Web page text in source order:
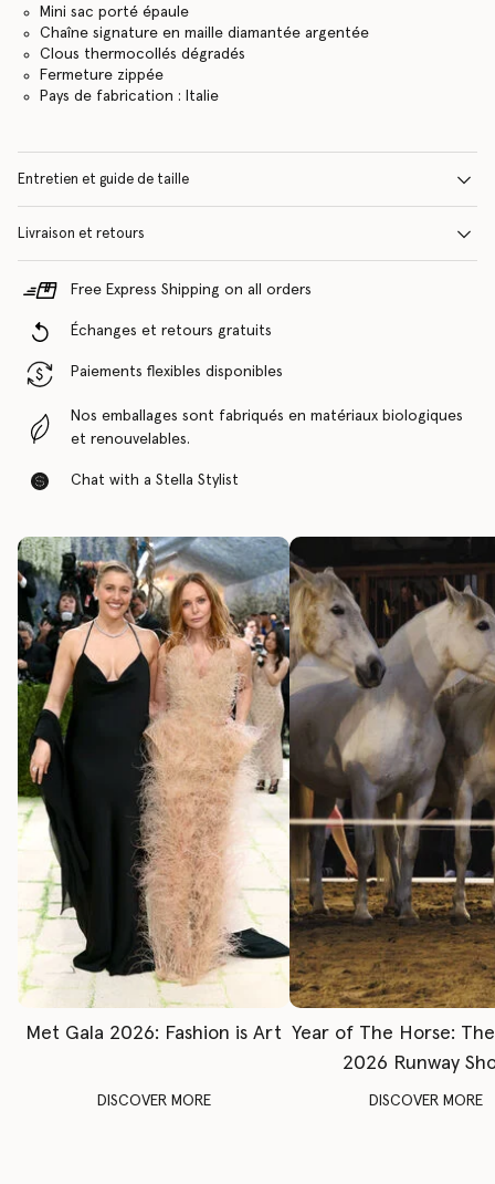
Mini sac porté épaule
Chaîne signature en maille diamantée argentée
Clous thermocollés dégradés
Fermeture zippée
Pays de fabrication : Italie
Entretien et guide de taille
Livraison et retours
Free Express Shipping on all orders
Échanges et retours gratuits
Paiements flexibles disponibles
Nos emballages sont fabriqués en matériaux biologiques
et renouvelables.
Chat with a Stella Stylist
Met Gala 2026: Fashion is Art
DISCOVER MORE
Year of The Horse:
2026 Runway
DISCOVER MORE